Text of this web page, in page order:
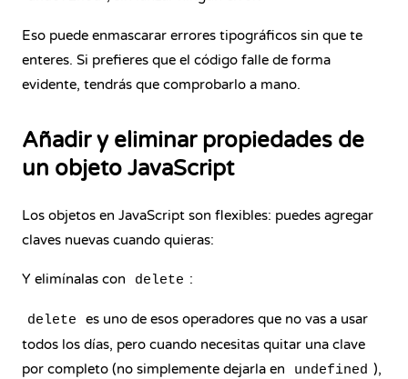
Eso puede enmascarar errores tipográficos sin que te
enteres. Si prefieres que el código falle de forma
evidente, tendrás que comprobarlo a mano.
Añadir y eliminar propiedades de
un objeto JavaScript
Los objetos en JavaScript son flexibles: puedes agregar
claves nuevas cuando quieras:
Y elimínalas con delete :
delete
es uno de esos operadores que no vas a usar
todos los días, pero cuando necesitas quitar una clave
por completo (no simplemente dejarla en
undefined ),